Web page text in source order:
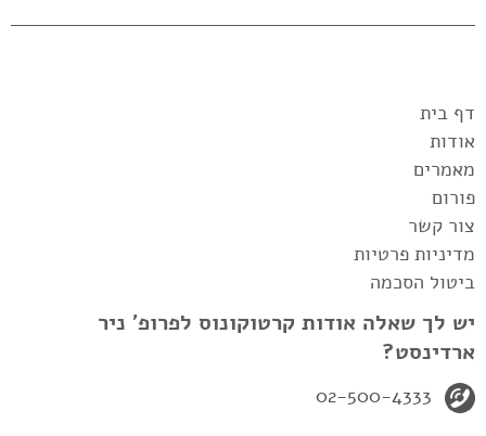
דף בית
אודות
מאמרים
פורום
צור קשר
מדיניות פרטיות
ביטול הסכמה
יש לך שאלה אודות קרטוקונוס לפרופ' ניר
ארדינסט?
02-500-4333